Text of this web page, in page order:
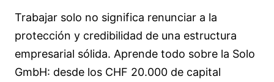
Trabajar solo no significa renunciar a la
protección y credibilidad de una estructura
empresarial sólida. Aprende todo sobre la Solo
GmbH: desde los CHF 20.000 de capital